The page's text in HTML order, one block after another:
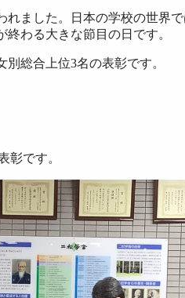
れました。日本の学校の世界
わる大きな節目の日です。
総合上位3名の表彰です。
彰です。